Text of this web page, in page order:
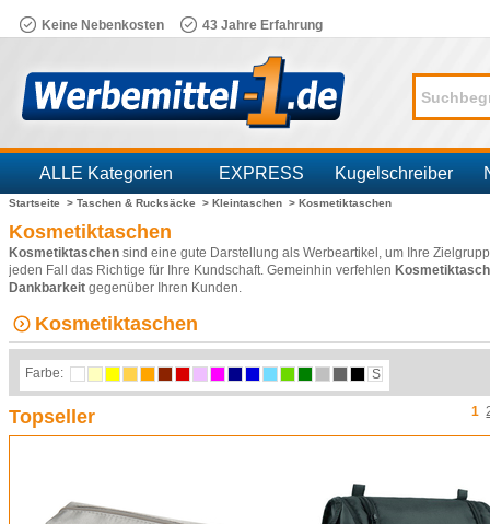
Keine Nebenkosten 43 Jahre Erfahrung
ALLE Kategorien EXPRESS Kugelschreiber
Branchen
Startseite > Taschen & Rucksäcke > Kleintaschen > Kosmetiktaschen
Kosmetiktaschen
Kosmetiktaschen sind eine gute Darstellung als Werbeartikel, um Ihre
jeden Fall das Richtige für Ihre Kundschaft. Gemeinhin verfehlen
Dankbarkeit gegenüber Ihren Kunden.
Kosmetiktaschen
Farbe: S
1
Topseller